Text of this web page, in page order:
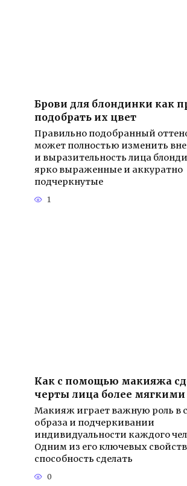
Брови для блондинки как
подобрать их цвет
Правильно подобранный
может полностью изменить
и выразительность лица
ярко выраженные и аккуратно
подчеркнутые
1
Как с помощью макияжа
черты лица более мягкими
Макияж играет важную роль в
образа и подчеркивании
индивидуальности каждого
Одним из его ключевых свойств
способность сделать
0